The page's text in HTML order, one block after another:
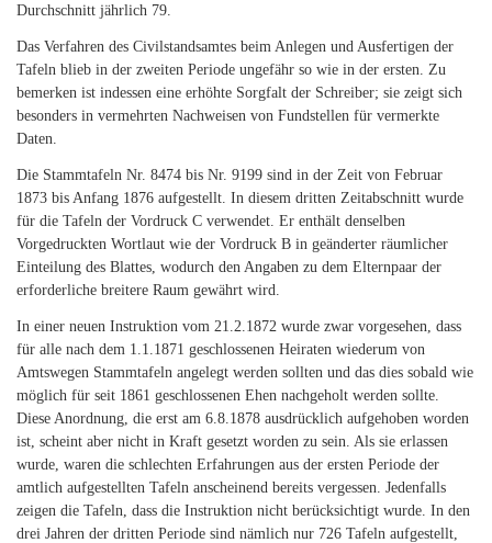
Durchschnitt jährlich 79.
Das Verfahren des Civilstandsamtes beim Anlegen und Ausfertigen der
Tafeln blieb in der zweiten Periode ungefähr so wie in der ersten. Zu
bemerken ist indessen eine erhöhte Sorgfalt der Schreiber; sie zeigt sich
besonders in vermehrten Nachweisen von Fundstellen für vermerkte
Daten.
Die Stammtafeln Nr. 8474 bis Nr. 9199 sind in der Zeit von Februar
1873 bis Anfang 1876 aufgestellt. In diesem dritten Zeitabschnitt wurde
für die Tafeln der Vordruck C verwendet. Er enthält denselben
Vorgedruckten Wortlaut wie der Vordruck B in geänderter räumlicher
Einteilung des Blattes, wodurch den Angaben zu dem Elternpaar der
erforderliche breitere Raum gewährt wird.
In einer neuen Instruktion vom 21.2.1872 wurde zwar vorgesehen, dass
für alle nach dem 1.1.1871 geschlossenen Heiraten wiederum von
Amtswegen Stammtafeln angelegt werden sollten und das dies sobald wie
möglich für seit 1861 geschlossenen Ehen nachgeholt werden sollte.
Diese Anordnung, die erst am 6.8.1878 ausdrücklich aufgehoben worden
ist, scheint aber nicht in Kraft gesetzt worden zu sein. Als sie erlassen
wurde, waren die schlechten Erfahrungen aus der ersten Periode der
amtlich aufgestellten Tafeln anscheinend bereits vergessen. Jedenfalls
zeigen die Tafeln, dass die Instruktion nicht berücksichtigt wurde. In den
drei Jahren der dritten Periode sind nämlich nur 726 Tafeln aufgestellt,